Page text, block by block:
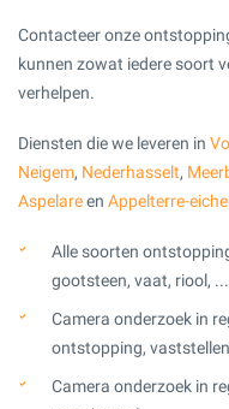
Contacteer onze
kunnen zowat iedere soort
verhelpen.
Diensten die we leveren in
Neigem, Nederhasselt,
Aspelareen Appelterre-
Alle soorten
gootsteen, vaat, riool, ...
Camera onderzoek in
ontstopping,
Camera onderzoek in